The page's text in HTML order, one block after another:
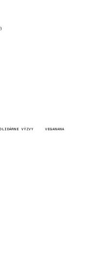
VÝZVY VEGANANA